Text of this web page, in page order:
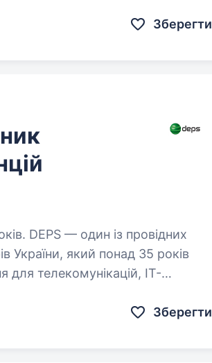
Зберегти
України, який понад 35 років
для телекомунікацій, ІТ-
Зберегти